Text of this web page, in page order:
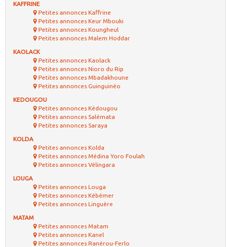
KAFFRINE
Petites annonces Kaffrine
Petites annonces Keur Mbouki
Petites annonces Koungheul
Petites annonces Malem Hoddar
KAOLACK
Petites annonces Kaolack
Petites annonces Nioro du Rip
Petites annonces Mbadakhoune
Petites annonces Guinguinéo
KEDOUGOU
Petites annonces Kédougou
Petites annonces Salémata
Petites annonces Saraya
KOLDA
Petites annonces Kolda
Petites annonces Médina Yoro Foulah
Petites annonces Vélingara
LOUGA
Petites annonces Louga
Petites annonces Kébémer
Petites annonces Linguère
MATAM
Petites annonces Matam
Petites annonces Kanel
Petites annonces Ranérou-Ferlo